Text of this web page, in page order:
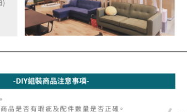
帳號或使用他人資訊註冊。若發現惡意使用之情形，
將有權停止該用戶之使用額度並採取法律行動。